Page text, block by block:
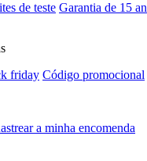
de teste Garantia de 15
friday Código promocional
a minha encomenda